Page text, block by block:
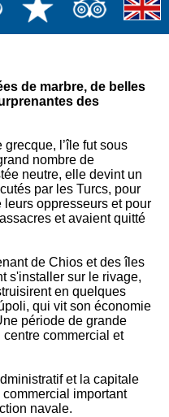
de marbre, de belles
des
l’île fut sous
nombre de
neutre, elle devint un
par les Turcs, pour
leurs oppresseurs et pour
et avaient quitté
de Chios et des îles
s'installer sur le rivage,
en quelques
qui vit son économie
période de grande
centre commercial et
et la capitale
important
navale.